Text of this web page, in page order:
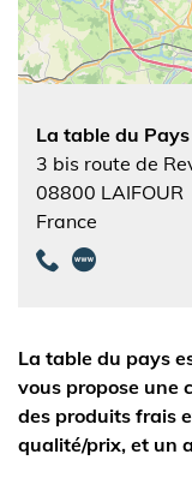
La table du Pays
3 bis route de
08800 LAIFOUR
France
La table du pays
vous propose une
des produits frais
qualité/prix, et un